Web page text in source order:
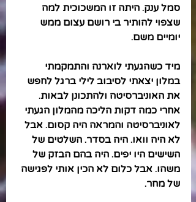
סמל ענק. היתה זו המשכוכית למה
שצפוי להותיר בי רושם עצום ממש
יומיים משם.
מיד כשהגעתי לוארנה והתמקמתי
במלון יצאתי לסיבוב לילי ברגל לחפש
את האוניברסיטה ולהתכונן לבאות.
אחרי כמה דקות הליכה מהמלון הגעתי
לאוניברסיטה והמראה היה קסום. אבל
לא היה וואו. היה בסדר. השלטים של
השישים היו יפים. היה בהם הבזק של
משהו. אבל כלום לא הכין אותי לפגישה
של מחר.